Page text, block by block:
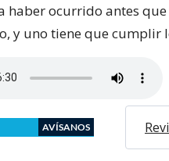
haber ocurrido antes
y uno tiene que cumplir
AVÍSANOS